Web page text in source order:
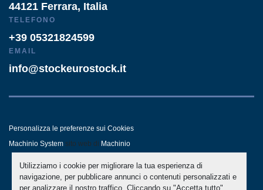
Utilizziamo i cookie per migliorare la tua esperienza di
navigazione, per pubblicare annunci o contenuti personalizzati e
per analizzare il nostro traffico. Cliccando su "Accetta tutto",
44121 Ferrara, Italia
TELEFONO
+39 05321824599
EMAIL
info@stockeurostock.it
Personalizza le preferenze sui Cookies
Machinio System sito web di Machinio
- LINKEDIN - WHATSAPP